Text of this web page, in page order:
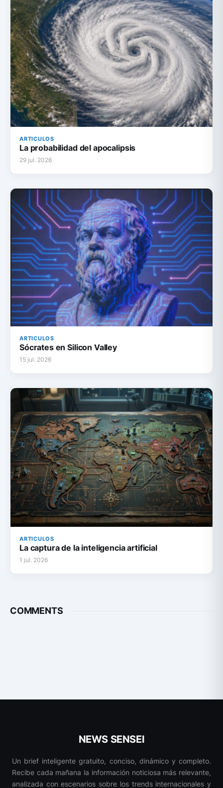
ARTICULOS
La probabilidad del apocalipsis
29 jul. 2026
ARTICULOS
Sócrates en Silicon Valley
15 jul. 2026
ARTICULOS
La captura de la inteligencia artificial
1 jul. 2026
COMMENTS
NEWS SENSEI
Un brief inteligente gratuito, conciso, dinámico y completo.
Recibe cada mañana la información noticiosa más relevante,
analizada con escenarios sobre los trends internacionales y